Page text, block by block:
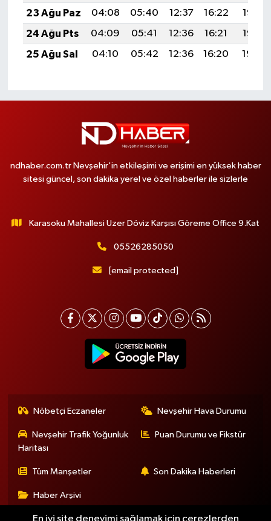
23 Ağu Paz
04:08 05:40 12:37 16:22
19:23
24 Ağu Pts
04:09 05:41 12:36 16:21
19:22
25 Ağu Sal
04:10 05:42 12:36 16:20 19:20
ndhaber.com.tr Nevşehir'in etkileşimi ve erişimi en yüksek haber
sitesi güncel, son dakika yerel ve özel haberler ile sizlerle
Karasoku Mahallesi Uzer Döviz Karşısı Göreme Office 9.Kat
05526285050
[email protected]
Nöbetçi Eczaneler Nevşehir Hava Durumu
Nevşehir Trafik Yoğunluk
Haritası
Puan Durumu ve Fikstür
Tüm Manşetler Son Dakika Haberleri
Haber Arşivi
En iyi site deneyimi sağlamak için çerezlerden